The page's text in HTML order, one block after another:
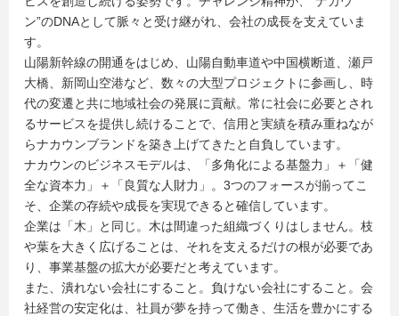
ン”のDNAとして脈々と受け継がれ、会社の成長を支えていま
す。
山陽新幹線の開通をはじめ、山陽自動車道や中国横断道、瀬戸
大橋、新岡山空港など、数々の大型プロジェクトに参画し、時
代の変遷と共に地域社会の発展に貢献。常に社会に必要とされ
るサービスを提供し続けることで、信用と実績を積み重ねなが
らナカウンブランドを築き上げてきたと自負しています。
ナカウンのビジネスモデルは、「多角化による基盤力」＋「健
全な資本力」＋「良質な人財力」。3つのフォースが揃ってこ
そ、企業の存続や成長を実現できると確信しています。
企業は「木」と同じ。木は間違った組織づくりはしません。枝
や葉を大きく広げることは、それを支えるだけの根が必要であ
り、事業基盤の拡大が必要だと考えています。
また、潰れない会社にすること。負けない会社にすること。会
社経営の安定化は、社員が夢を持って働き、生活を豊かにする